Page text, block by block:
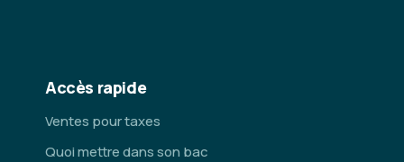
Accès rapide
Ventes pour taxes
Quoi mettre dans son bac